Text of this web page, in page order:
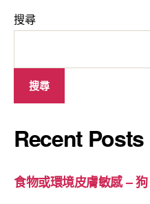
搜尋
搜尋
Recent Posts
食物或環境皮膚敏感 – 狗